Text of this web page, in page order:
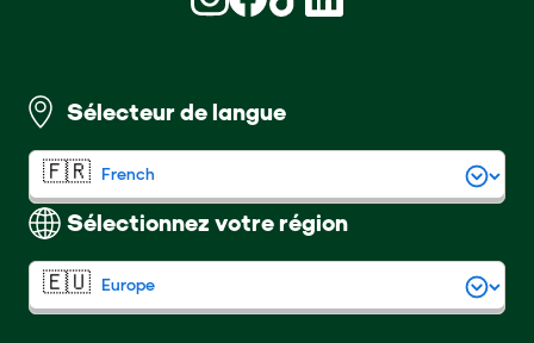
Sélecteur de langue
Sélectionnez votre région